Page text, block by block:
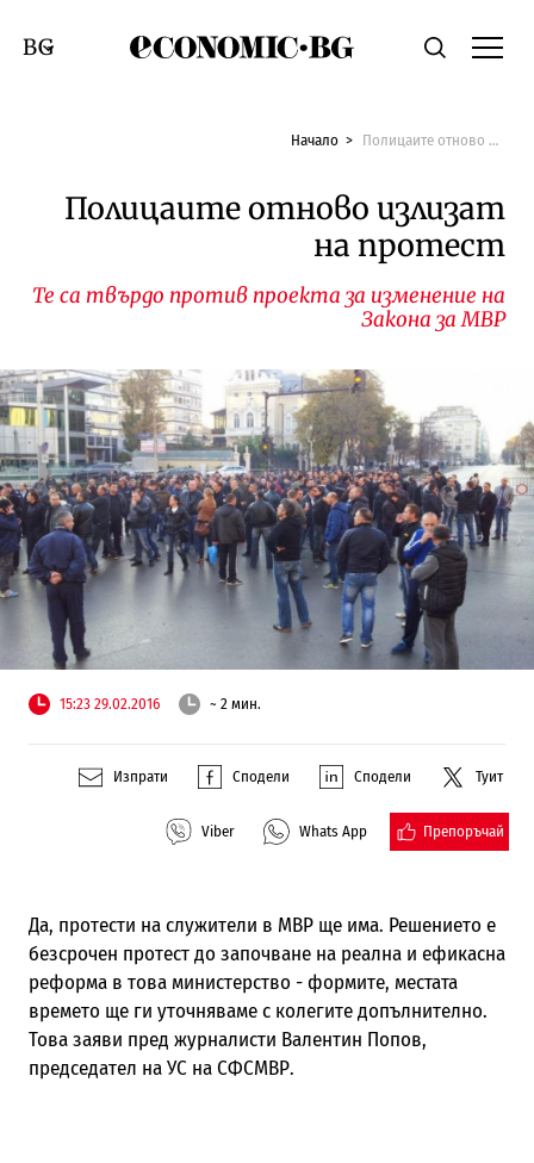
Economic.bgТърсене
Смяна на език
Начало Полицаите отново излизат на протест
Полицаите отново излизат
на протест
Те са твърдо против проекта за изменение на
Закона за МВР
15:23 29.02.2016 ~ 2 мин.
Изпрати Сподели Сподели Туит
Viber Whats App Препоръчай
Да, протести на служители в МВР ще има. Решението е
безсрочен протест до започване на реална и ефикасна
реформа в това министерство - формите, местата
времето ще ги уточняваме с колегите допълнително.
Това заяви пред журналисти Валентин Попов,
председател на УС на СФСМВР.